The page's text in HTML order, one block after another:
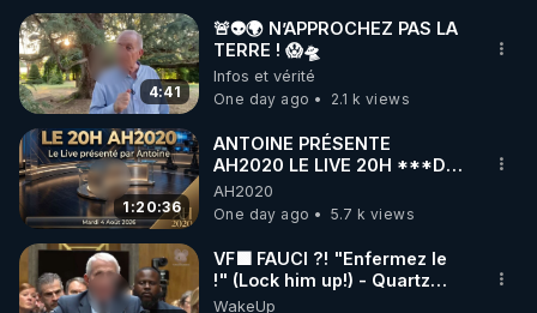
🌱 INSTAGRAM
https://www.instagram.com/rdlr_thierrycasasnovas/
http://rgnr.li/instagram
🌱 LA NEWSLETTER
Pour ne pas rater l’actualité RGNR (stages,
http://rgnr.li/news
4:41
🚨👽🌍 N’APPROCHEZ PAS LA
TERRE ! 😱🛸
Infos et vérité
One day ago
2.1 k views
1:20:36
ANTOINE PRÉSENTE
AH2020 LE LIVE 20H ***DU
04/08/2026*** 📷LE
GRAND RÉVEIL EST EN
MARCHE 📷
AH2020
One day ago
5.7 k views
VF🟩 FAUCI ?! "Enfermez le
!" (Lock him up!) - Quartz
Traduction
WakeUp